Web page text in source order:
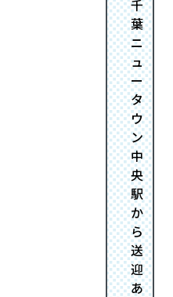
千
葉
ニ
ュ
ー
タ
ウ
ン
中
央
駅
か
ら
送
迎
あ